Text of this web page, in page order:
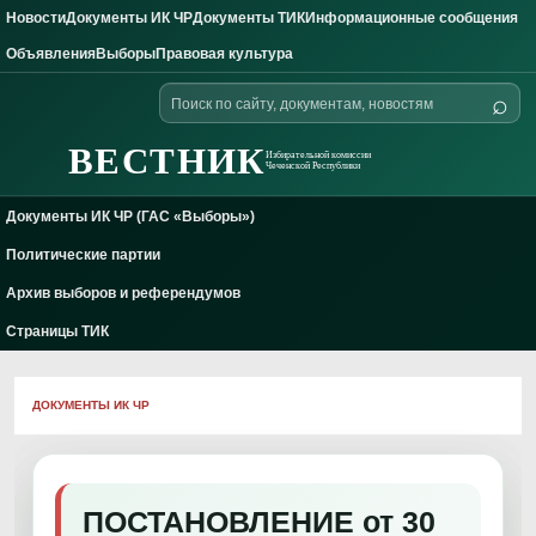
Skip to content
НовостиДокументы ИК ЧРДокументы ТИКИнформационные сообщения
ОбъявленияВыборыПравовая культура
ВЕСТНИКИзбирательной комиссии
Чеченской Республики
Поиск
по
⌕
Документы ИК ЧР (ГАС «Выборы»)
Политические партии
Архив выборов и референдумов
Страницы ТИК
ДОКУМЕНТЫ ИК ЧР
ПОСТАНОВЛЕНИЕ от 30